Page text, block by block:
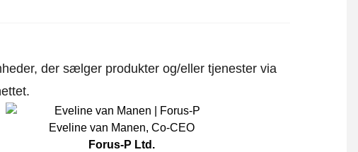
der sælger produkter og/eller tjenester via
Eveline van Manen, Co-CEO
Forus-P Ltd.